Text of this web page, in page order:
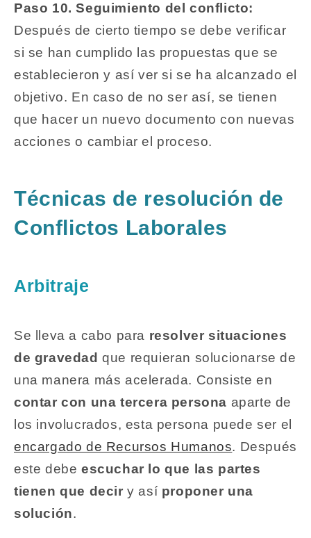
Paso 10. Seguimiento del conflicto:
Después de cierto tiempo se debe verificar
si se han cumplido las propuestas que se
establecieron y así ver si se ha alcanzado el
objetivo. En caso de no ser así, se tienen
que hacer un nuevo documento con nuevas
acciones o cambiar el proceso.
Técnicas de resolución de
Conflictos Laborales
Arbitraje
Se lleva a cabo para resolver situaciones
de gravedad que requieran solucionarse de
una manera más acelerada. Consiste en
contar con una tercera persona aparte de
los involucrados, esta persona puede ser el
encargado de Recursos Humanos. Después
este debe escuchar lo que las partes
tienen que decir y así proponer una
solución.